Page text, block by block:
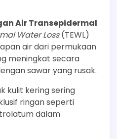
Air Transepidermal
Water Loss(TEWL)
air dari permukaan
meningkat secara
sawar yang rusak.
kulit kering sering
ringan seperti
dalam